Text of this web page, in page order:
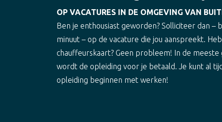
OP VACATURES IN DE OMGEVING VAN
Ben je enthousiast geworden? Solliciteer dan –
minuut – op de vacature die jou aanspreekt.
chauffeurskaart? Geen probleem! In de meeste
wordt de opleiding voor je betaald. Je kunt al
opleiding beginnen met werken!